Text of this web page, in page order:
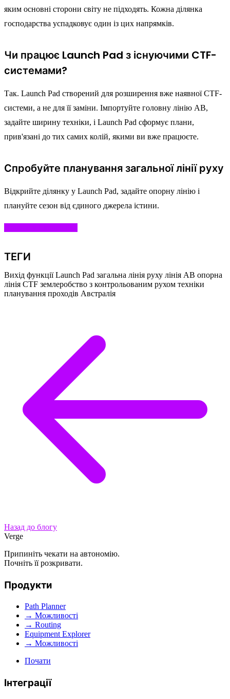
яким основні сторони світу не підходять. Кожна ділянка
господарства успадковує один із цих напрямків.
Чи працює Launch Pad з існуючими CTF-
системами?
Так. Launch Pad створений для розширення вже наявної CTF-
системи, а не для її заміни. Імпортуйте головну лінію AB,
задайте ширину техніки, і Launch Pad сформує плани,
прив'язані до тих самих колій, якими ви вже працюєте.
Спробуйте планування загальної лінії руху
Відкрийте ділянку у Launch Pad, задайте опорну лінію і
плануйте сезон від єдиного джерела істини.
ТЕГИ
Вихід функції Launch Pad загальна лінія руху лінія AB опорна
лінія CTF землеробство з контрольованим рухом техніки
планування проходів Австралія
Назад до блогу
Verge
Припиніть чекати на автономію.
Почніть її розкривати.
Продукти
Path Planner
→ Можливості
→ Routing
Equipment Explorer
→ Можливості
Почати
Інтеграції